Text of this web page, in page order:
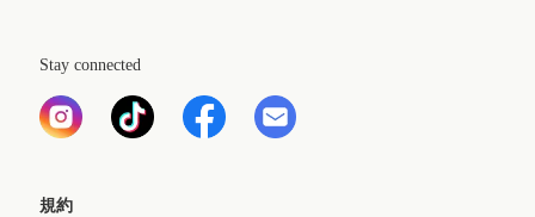
Stay connected
規約